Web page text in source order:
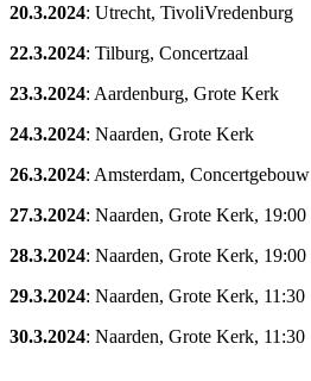
20.3.2024: Utrecht, TivoliVredenburg
22.3.2024: Tilburg, Concertzaal
23.3.2024: Aardenburg, Grote Kerk
24.3.2024: Naarden, Grote Kerk
26.3.2024: Amsterdam, Concertgebouw
27.3.2024: Naarden, Grote Kerk, 19:00
28.3.2024: Naarden, Grote Kerk, 19:00
29.3.2024: Naarden, Grote Kerk, 11:30
30.3.2024: Naarden, Grote Kerk, 11:30